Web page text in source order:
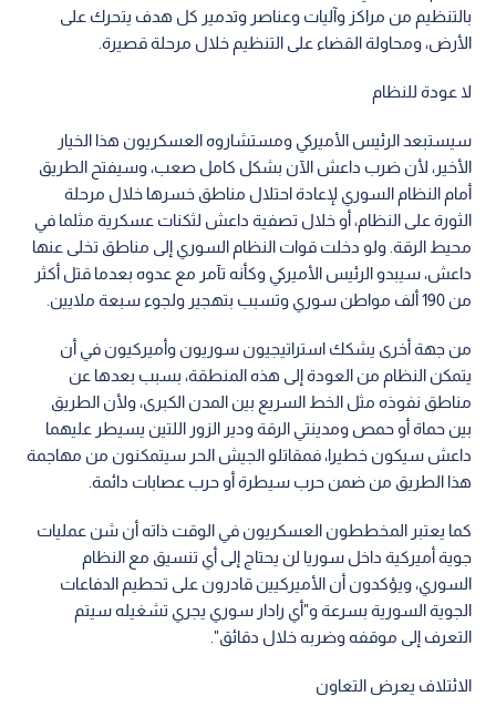
بالتنظيم من مراكز وآليات وعناصر وتدمير كل هدف يتحرك على
الأرض، ومحاولة القضاء على التنظيم خلال مرحلة قصيرة.
لا عودة للنظام
سيستبعد الرئيس الأميركي ومستشاروه العسكريون هذا الخيار
الأخير، لأن ضرب داعش الآن بشكل كامل صعب، وسيفتح الطريق
أمام النظام السوري لإعادة احتلال مناطق خسرها خلال مرحلة
الثورة على النظام، أو خلال تصفية داعش لثكنات عسكرية مثلما في
محيط الرقة. ولو دخلت قوات النظام السوري إلى مناطق تخلى عنها
داعش، سيبدو الرئيس الأميركي وكأنه تآمر مع عدوه بعدما قتل أكثر
من 190 ألف مواطن سوري وتسبب بتهجير ولجوء سبعة ملايين.
من جهة أخرى يشكك استراتيجيون سوريون وأميركيون في أن
يتمكن النظام من العودة إلى هذه المنطقة، بسبب بعدها عن
مناطق نفوذه مثل الخط السريع بين المدن الكبرى، ولأن الطريق
بين حماة أو حمص ومدينتي الرقة ودير الزور اللتين يسيطر عليهما
داعش سيكون خطيرا، فمقاتلو الجيش الحر سيتمكنون من مهاجمة
هذا الطريق من ضمن حرب سيطرة أو حرب عصابات دائمة.
كما يعتبر المخططون العسكريون في الوقت ذاته أن شن عمليات
جوية أميركية داخل سوريا لن يحتاج إلى أي تنسيق مع النظام
السوري، ويؤكدون أن الأميركيين قادرون على تحطيم الدفاعات
الجوية السورية بسرعة و"أي رادار سوري يجري تشغيله سيتم
التعرف إلى موقفه وضربه خلال دقائق".
الائتلاف يعرض التعاون